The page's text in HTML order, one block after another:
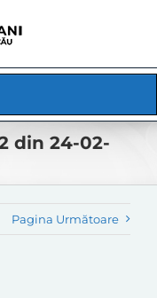
din 24-02-
Pagina Următoare